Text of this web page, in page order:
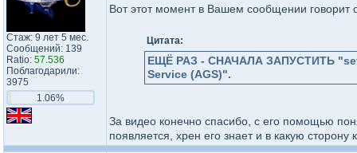
Стаж: 9 лет 5 мес.
Сообщений: 139
Ratio: 57.536
Поблагодарили:
3975
1.06%
Вот этот момент в Вашем сообщении говорит
Цитата:
ЕЩЁ РАЗ - СНАЧАЛА ЗАПУСТИТЬ
Service (AGS)".
За видео конечно спасибо, с его помощью
появляется, хрен его знает и в какую сторону